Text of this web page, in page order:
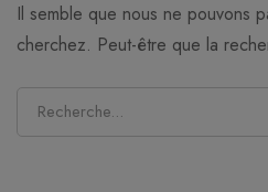
Il semble que nous ne pouvons
cherchez. Peut-être que la